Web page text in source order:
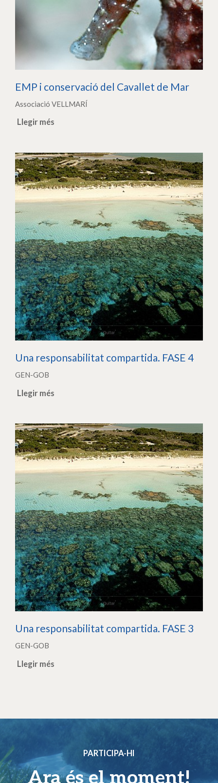
EMP i conservació del Cavallet de Mar
Associació VELLMARÍ
Llegir més
Una responsabilitat compartida. FASE 4
GEN-GOB
Llegir més
Una responsabilitat compartida. FASE 3
GEN-GOB
Llegir més
PARTICIPA-HI